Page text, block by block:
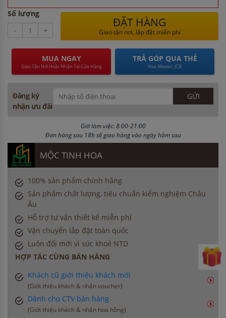
Số lượng
-
+
ĐẶT HÀNG
Giao tận nơi, lắp đặt miễn phí
MUA NGAY
Giao Tận Nơi Hoặc Nhận Tại Cửa Hàng
TRẢ GÓP QUA THẺ
Visa, Master, JCB
Đăng ký
nhận ưu đãi
Giờ làm việc: 8:00-21:00
Đơn hàng sau 18h sẽ giao hàng vào ngày hôm sau
MỘC TINH HOA
100% sản phẩm chính hãng
Sản phẩm chất lượng, tiêu chuẩn kiểm nghiệm Châu
Âu
Hỗ trợ tư vấn thiết kế miễn phí
Vận chuyển lắp đặt toàn quốc
Luôn đổi mới vì sức khoẻ NTD
HỢP TÁC CÙNG BÁN HÀNG
Khách cũ giới thiệu khách mới
(Giới thiệu khách & nhận voucher)
Dành cho CTV bán hàng
(Giới thiệu khách & nhận hoa hồng)